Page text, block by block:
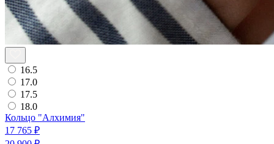
16.5
17.0
17.5
18.0
Кольцо "Алхимия"
17 765 ₽